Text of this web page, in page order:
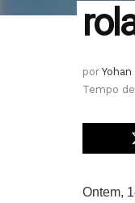
por Yohan
Tempo
Ontem,